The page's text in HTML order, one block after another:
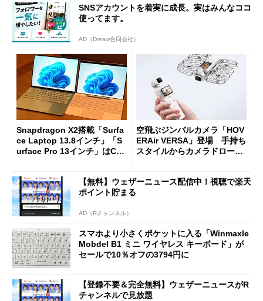
SNSアカウントを着実に成長。実はみんなココ
使ってます。
AD（Dreaw合同会社）
Snapdragon X2搭載「Surfa
ce Laptop 13.8インチ」「S
urface Pro 13インチ」はCop
た
空飛ぶジンバルカメラ「HOV
ERAir VERSA」登場 手持ち
スタイルからカメラドローン
【無料】ウェザーニュース配信中！視聴で楽天
ポイント貯まる
AD（Rチャンネル）
スマホより小さくポケットに入る「Winmaxle
Mobdel B1 ミニ ワイヤレス キーボード」が
セールで10％オフの3794円に
【登録不要＆完全無料】ウェザーニュースがR
チャンネルで見放題